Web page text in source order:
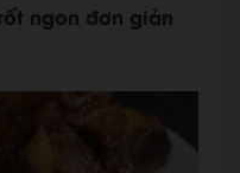
ngon đơn giản